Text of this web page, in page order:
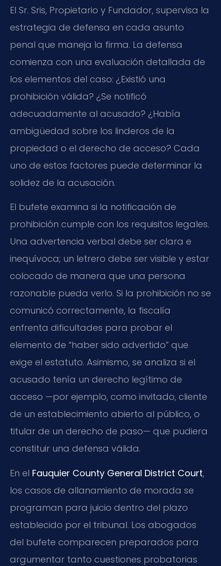
El Sr. Sris, Propietario y Fundador, supervisa la
estrategia de defensa en cada asunto
penal que maneja la firma. La defensa
comienza con una evaluación detallada de
los elementos del caso: ¿Existió una
prohibición válida? ¿Se notificó
adecuadamente al acusado? ¿Había
ambigüedad sobre los linderos de la
propiedad o el derecho de acceso? Cada
uno de estos factores puede determinar la
solidez de la acusación.
El bufete examina si la notificación de
prohibición cumple con los requisitos legales.
Una advertencia verbal debe ser clara e
inequívoca; un letrero debe ser visible y estar
colocado de manera que una persona
razonable pueda verlo. Si la prohibición no se
comunicó correctamente, la fiscalía
enfrenta dificultades para probar el
elemento de “haber sido advertido” que
exige el estatuto. Asimismo, se analiza si el
acusado tenía un derecho legítimo de
acceso —por ejemplo, como invitado, cliente
de un establecimiento abierto al público, o
titular de un derecho de paso— que pudiera
constituir una defensa válida.
En el Fauquier County General District Court,
los casos de allanamiento de morada se
programan para juicio dentro del plazo
establecido por el tribunal. Los abogados
del bufete comparecen preparados para
argumentar tanto cuestiones probatorias